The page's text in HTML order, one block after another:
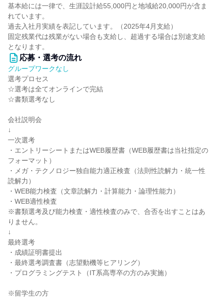
基本給には一律で、生涯設計給55,000円と地域給20,000円が含ま
れています。
過去入社月実績を表記しています。（2025年4月支給）
固定残業代は残業がない場合も支給し、超過する場合は別途支給
となります。
応募・選考の流れ
グループワークなし
選考プロセス
☆選考は全てオンラインで完結
☆書類選考なし
会社説明会
↓
一次選考
・エントリーシートまたはWEB履歴書（WEB履歴書は当社指定の
フォーマット）
・メガ・テクノロジー独自能力適正検査（法則性読解力・統一性
読解力）
・WEB能力検査（文章読解力・計算能力・論理性能力）
・WEB適性検査
※書類選考及び能力検査・適性検査のみで、合否を出すことはあ
りません。
↓
最終選考
・成績証明書提出
・最終選考調査書（志望動機等ヒアリング）
・プログラミングテスト（IT系高専卒の方のみ実施）
※留学生の方